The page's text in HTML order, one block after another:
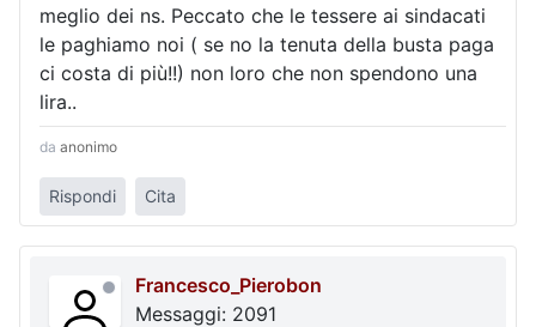
meglio dei ns. Peccato che le tessere ai sindacati
le paghiamo noi ( se no la tenuta della busta paga
ci costa di più!!) non loro che non spendono una
lira..
da anonimo
Rispondi Cita
Francesco_Pierobon
Messaggi: 2091